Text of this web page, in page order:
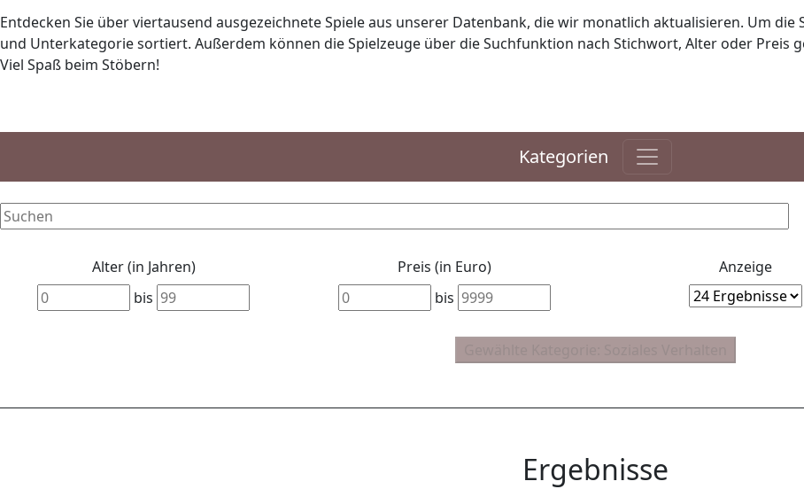
Entdecken Sie über viertausend ausgezeichnete Spiele aus unserer Datenbank, die wir monatlich aktualisieren. Um
und Unterkategorie sortiert. Außerdem können die Spielzeuge über die Suchfunktion nach Stichwort, Alter oder Preis
Viel Spaß beim Stöbern!
Kategorien
Alter (in Jahren)
bis
Preis (in Euro)
bis
Anzeige
Ergebnisse